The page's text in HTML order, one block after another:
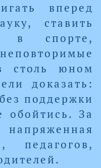
вперед
ставить
в спорте,
столь юном
доказать:
поддержки
обойтись. За
педагогов,